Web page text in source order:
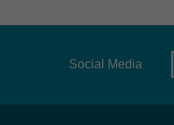
Social Media